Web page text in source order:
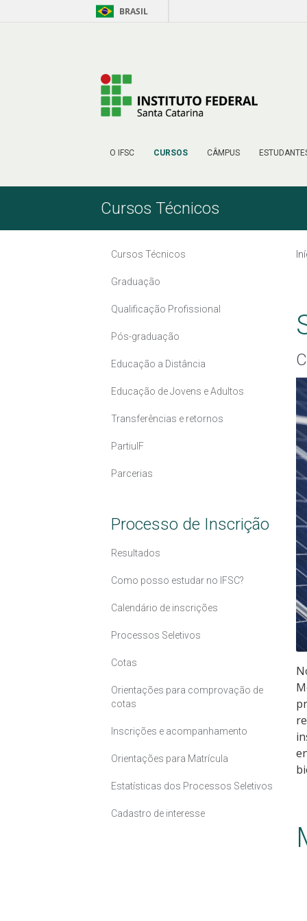
BRASIL
O IFSC CURSOS CÂMPUS
Cursos Técnicos
Cursos Técnicos
Graduação
Qualificação Profissional
Pós-graduação
Educação a Distância
Educação de Jovens e Adultos
Transferências e retornos
PartiuIF
Parcerias
Processo de Inscrição
Resultados
Como posso estudar no IFSC?
Calendário de inscrições
Processos Seletivos
Cotas
Orientações para comprovação de
cotas
Inscrições e acompanhamento
Orientações para Matrícula
Estatísticas dos Processos Seletivos
Cadastro de interesse